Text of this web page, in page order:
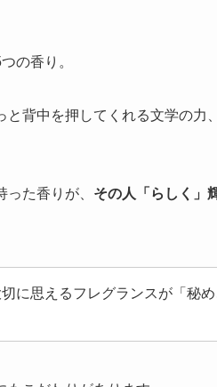
の香り。
と背中を押してくれる文学の
た香りが、 その人「らしく」
に思えるフレグランスが「秘